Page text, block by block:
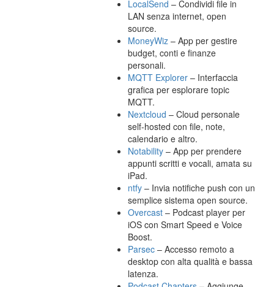
LocalSend – Condividi file in
LAN senza internet, open
source.
MoneyWiz – App per gestire
budget, conti e finanze
personali.
MQTT Explorer – Interfaccia
grafica per esplorare topic
MQTT.
Nextcloud – Cloud personale
self-hosted con file, note,
calendario e altro.
Notability – App per prendere
appunti scritti e vocali, amata su
iPad.
ntfy – Invia notifiche push con un
semplice sistema open source.
Overcast – Podcast player per
iOS con Smart Speed e Voice
Boost.
Parsec – Accesso remoto a
desktop con alta qualità e bassa
latenza.